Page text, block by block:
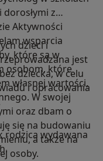
z
Aktywności
wsparcia
które są w
osobom, które
własnej wartości,
W swojej
oraz dbam o
się na budowaniu
a także na
osoby.
dzieci i
jest
dziecka, w celu
i opracowania
rodzica wydawana